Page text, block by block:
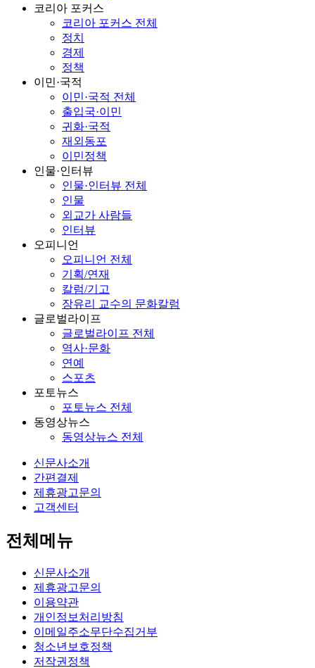
코리아 포커스
코리아 포커스 전체
정치
경제
정책
이민·국적
이민·국적 전체
출입국·이민
귀화·국적
재외동포
이민정책
인물·인터뷰
인물·인터뷰 전체
인물
외교가 사람들
인터뷰
오피니언
오피니언 전체
기획/연재
칼럼/기고
장유리 교수의 문화칼럼
글로벌라이프
글로벌라이프 전체
역사·문화
연예
스포츠
포토뉴스
포토뉴스 전체
동영상뉴스
동영상뉴스 전체
신문사소개
간편결제
제휴광고문의
고객센터
전체메뉴
신문사소개
제휴광고문의
이용약관
개인정보처리방침
이메일주소무단수집거부
청소년보호정책
저작권정책